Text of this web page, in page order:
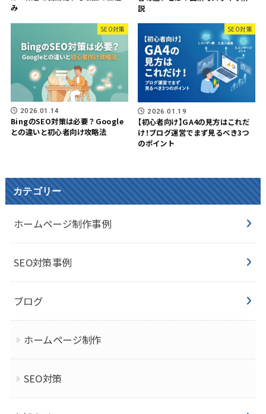
み
説
SEO対策
2026.01.14
BingのSEO対策は必要？Google
との違いと初心者向け攻略法
SEO対策
2026.01.19
【初心者向け】GA4の見方はこれだ
け！ブログ運営でまず見るべき3つ
のポイント
カテゴリー
ホームページ制作事例
SEO対策事例
ブログ
ホームページ制作
SEO対策